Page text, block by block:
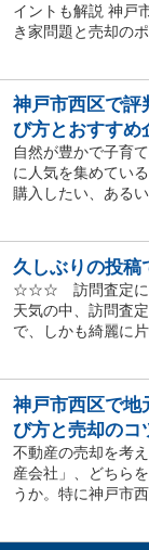
イントも解説 神戸
き家問題と売却のポ
神戸市西区で評
び方とおすすめ
自然が豊かで子育
に人気を集めてい
購入したい、ある
久しぶりの投稿
☆☆☆ 訪問査定に
天気の中、訪問査
で、しかも綺麗に
神戸市西区で地
び方と売却のコ
不動産の売却を考
産会社」、どちら
うか。特に神戸市